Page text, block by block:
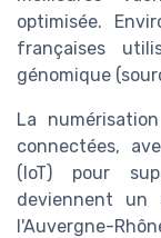
optimisée.
françaises
génomique
La
connectées,
(IoT) pour
deviennent un
l'Auvergne-